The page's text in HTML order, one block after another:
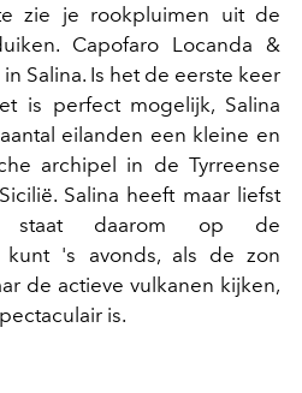
zie je rookpluimen uit de
Capofaro Locanda &
Salina. Is het de eerste keer
is perfect mogelijk, Salina
eilanden een kleine en
archipel in de Tyrreense
Salina heeft maar liefst
staat daarom op de
kunt 's avonds, als de zon
de actieve vulkanen kijken,
is.